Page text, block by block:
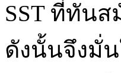
SST ที่ทัน
ดังนั้นจึงมั่